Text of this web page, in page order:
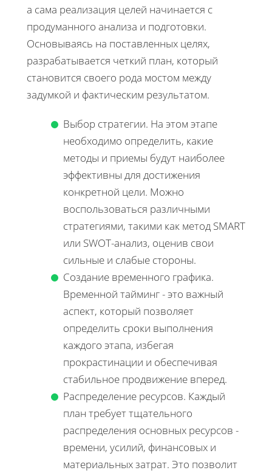
а сама реализация целей начинается с
продуманного анализа и подготовки.
Основываясь на поставленных целях,
разрабатывается четкий план, который
становится своего рода мостом между
задумкой и фактическим результатом.
Выбор стратегии. На этом этапе
необходимо определить, какие
методы и приемы будут наиболее
эффективны для достижения
конкретной цели. Можно
воспользоваться различными
стратегиями, такими как метод SMART
или SWOT-анализ, оценив свои
сильные и слабые стороны.
Создание временного графика.
Временной тайминг - это важный
аспект, который позволяет
определить сроки выполнения
каждого этапа, избегая
прокрастинации и обеспечивая
стабильное продвижение вперед.
Распределение ресурсов. Каждый
план требует тщательного
распределения основных ресурсов -
времени, усилий, финансовых и
материальных затрат. Это позволит